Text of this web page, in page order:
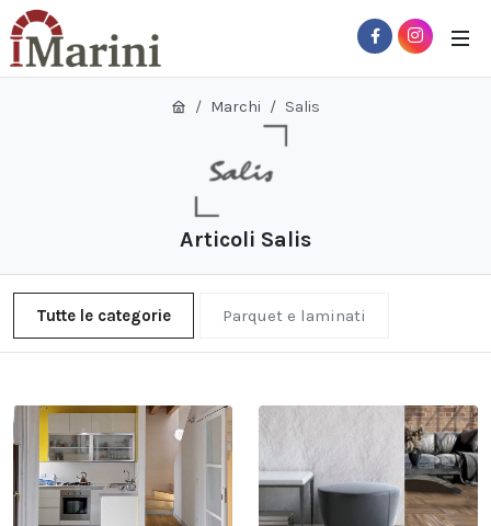
Marchi Salis
Articoli Salis
Tutte le categorie Parquet e laminati